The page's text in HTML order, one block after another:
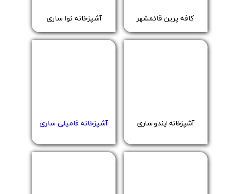
کافه پرین قائمشهر
آشپزخانه ایندو ساری آشپزخانه فامیلی ساری
​​آشپزخانه نوا ساری